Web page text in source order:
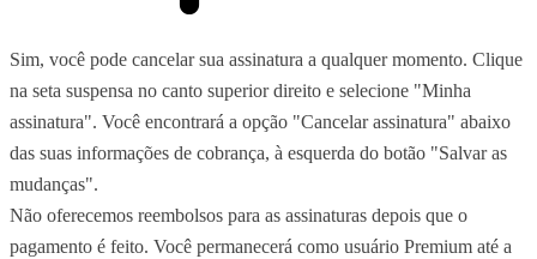
Sim, você pode cancelar sua assinatura a qualquer momento. Clique
na seta suspensa no canto superior direito e selecione "Minha
assinatura". Você encontrará a opção "Cancelar assinatura" abaixo
das suas informações de cobrança, à esquerda do botão "Salvar as
mudanças".
Não oferecemos reembolsos para as assinaturas depois que o
pagamento é feito. Você permanecerá como usuário Premium até a